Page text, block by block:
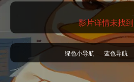
影片详情未找到
绿色小导航 蓝色导航